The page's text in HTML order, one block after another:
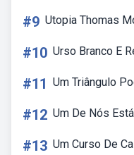
#9 Utopia Thomas
#10 Urso Branco E
#11 Um Triângulo
#12 Um De Nós
#13 Um Curso De